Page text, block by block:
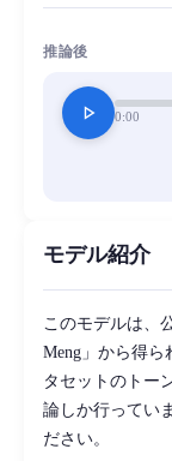
推論後
play_arrow 0:00
モデル紹介
このモデルは、
Meng」から得
タセットのトー
論しか行ってい
ださい。